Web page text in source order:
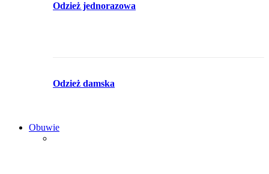
Odzież jednorazowa
Odzież damska
Obuwie